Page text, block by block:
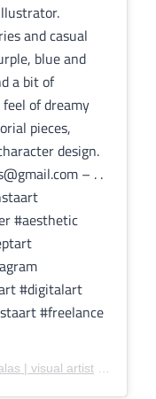
and casual
blue and
a bit of
of dreamy
pieces,
design.
– . .
#aesthetic
#digitalart
#freelance
| visual artist